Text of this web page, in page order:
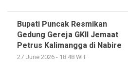
Bupati Puncak Resmikan
Gedung Gereja GKII Jemaat
Petrus Kalimangga di Nabire
27 June 2026 - 18:48 WIT